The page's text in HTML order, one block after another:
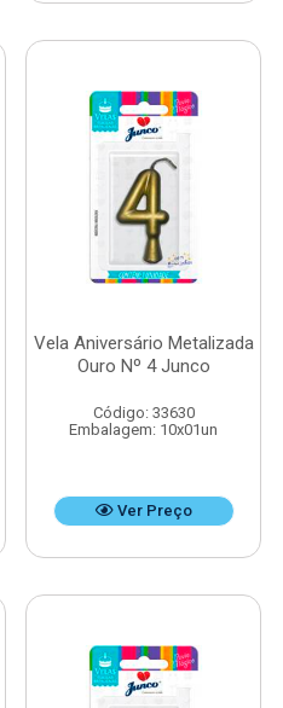
Vela Aniversário Metalizada
Ouro Nº 4 Junco
Código: 33630
Embalagem: 10x01un
Ver Preço